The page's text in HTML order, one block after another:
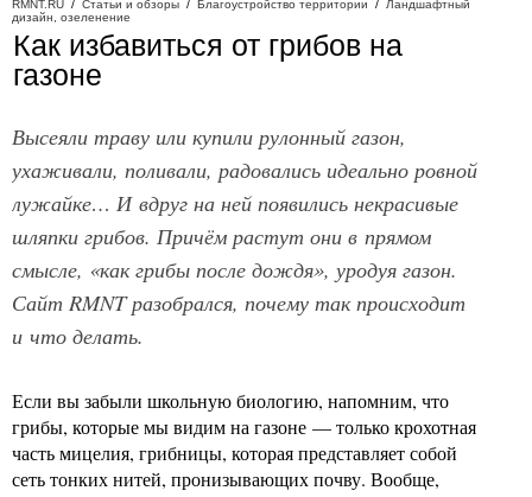
RMNT.RU / Статьи и обзоры / Благоустройство территории / Ландшафтный
дизайн, озеленение
Как избавиться от грибов на
газоне
Высеяли траву или купили рулонный газон,
ухаживали, поливали, радовались идеально ровной
лужайке… И вдруг на ней появились некрасивые
шляпки грибов. Причём растут они в прямом
смысле, «как грибы после дождя», уродуя газон.
Сайт RMNT разобрался, почему так происходит
и что делать.
Если вы забыли школьную биологию, напомним, что
грибы, которые мы видим на газоне — только крохотная
часть мицелия, грибницы, которая представляет собой
сеть тонких нитей, пронизывающих почву. Вообще,